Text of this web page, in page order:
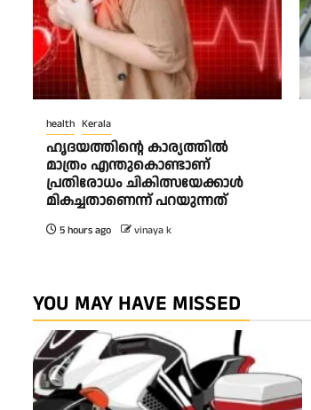
health Kerala
ഹൃദയത്തിന്റെ കാര്യത്തിൽ
മാത്രം എന്തുകൊണ്ടാണ്
പ്രതിരോധം ചികിത്സയേക്കാൾ
മികച്ചതാണെന്ന് പറയുന്നത്
5 hours ago vinaya k
YOU MAY HAVE MISSED